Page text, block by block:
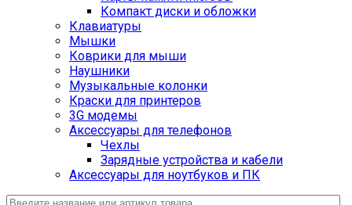
Компакт диски и обложки
Клавиатуры
Мышки
Коврики для мыши
Наушники
Музыкальные колонки
Краски для принтеров
3G модемы
Аксессуары для телефонов
Чехлы
Зарядные устройства и кабели
Аксессуары для ноутбуков и ПК